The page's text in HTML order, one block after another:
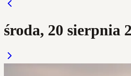
środa, 20 sierpnia